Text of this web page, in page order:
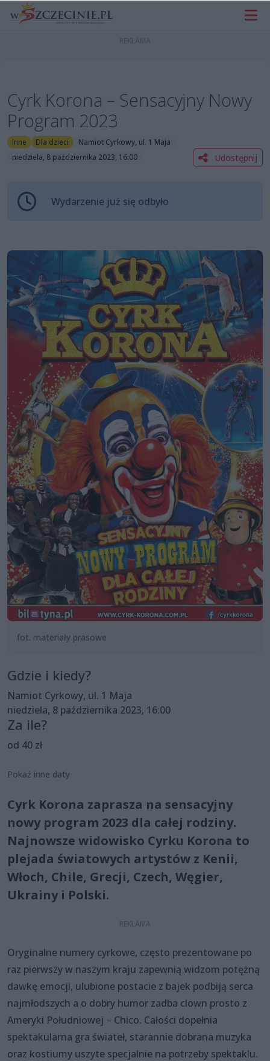
Cyrk Korona – Sensacyjny Nowy
Program 2023
Inne Dla dzieci
Namiot Cyrkowy, ul. 1 Maja
niedziela, 8 października 2023, 16:00
Udostępnij
Wydarzenie już się odbyło
fot. materiały prasowe
Gdzie i kiedy?
Namiot Cyrkowy, ul. 1 Maja
niedziela, 8 października 2023, 16:00
Za ile?
od 40 zł
Pokaż inne daty
Cyrk Korona zaprasza na sensacyjny
nowy program 2023 dla całej rodziny.
Najnowsze widowisko Cyrku Korona to
plejada światowych artystów z Kenii,
Włoch, Chile, Grecji, Czech, Węgier,
Ukrainy i Polski.
Oryginalne numery cyrkowe, często prezentowane po
raz pierwszy w naszym kraju zapewnią widzom potężną
dawkę emocji, ulubione postacie z bajek podbiją serca
najmłodszych a o dobry humor zadba clown prosto z
Ameryki Południowej – Chico. Całości dopełnia
spektakularna gra świateł, starannie dobrana muzyka
oraz kostiumy uszyte specjalnie na potrzeby spektaklu.